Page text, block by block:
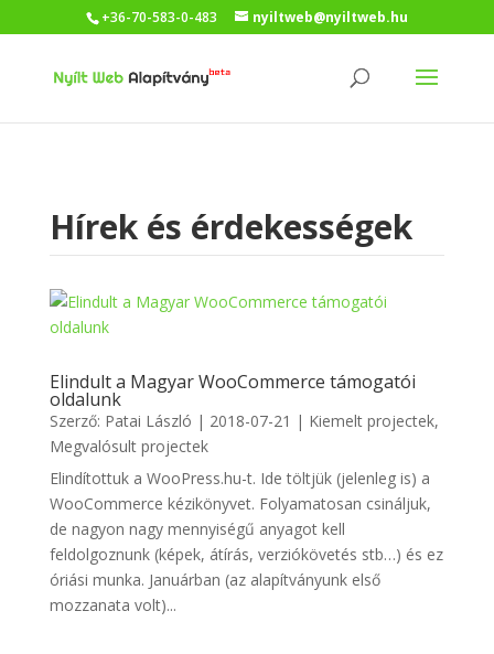
+36-70-583-0-483 nyiltweb@nyiltweb.hu
Hírek és érdekességek
Elindult a Magyar WooCommerce támogatói
oldalunk
Szerző: Patai László | 2018-07-21 | Kiemelt projectek,
Megvalósult projectek
Elindítottuk a WooPress.hu-t. Ide töltjük (jelenleg is) a
WooCommerce kézikönyvet. Folyamatosan csináljuk,
de nagyon nagy mennyiségű anyagot kell
feldolgoznunk (képek, átírás, verziókövetés stb…) és ez
óriási munka. Januárban (az alapítványunk első
mozzanata volt)...